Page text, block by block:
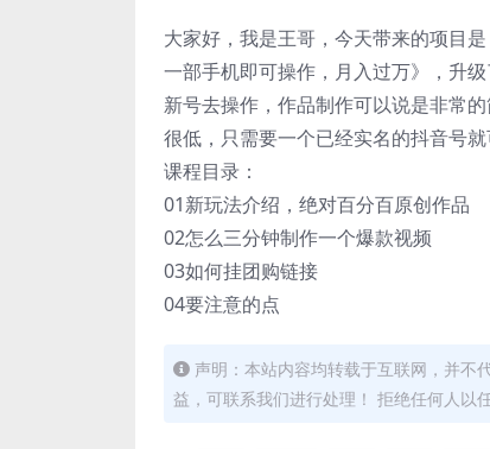
大家好，我是王哥，今天带来的项目
一部手机即可操作，月入过万》，升
新号去操作，作品制作可以说是非常
很低，只需要一个已经实名的抖音号
课程目录：
01新玩法介绍，绝对百分百原创作品
02怎么三分钟制作一个爆款视频
03如何挂团购链接
04要注意的点
声明：本站内容均转载于互联网，并不
益，可联系我们进行处理！ 拒绝任何人以